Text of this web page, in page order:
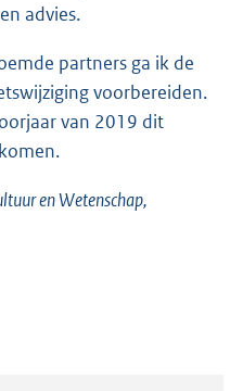
advies.
partners ga ik de
voorbereiden.
van 2019 dit
en Wetenschap,